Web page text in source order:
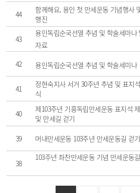
44
함께해요, 용인 첫 만세운동 기념행사
행진
43
용인독립순국선열 추념 및 학술세마나
자료
42 용인독립순국선열 추념 및 학술세미나
41
정현숙지사 서거 30주년 추념 및 표지
식
40
제103주년 기흥독립만세운동 표지석
및 만세길 걷기
39 머내만세운동 103주년 만세운동길 걷기
38
103주년 좌찬만세운동 기념 만세운동